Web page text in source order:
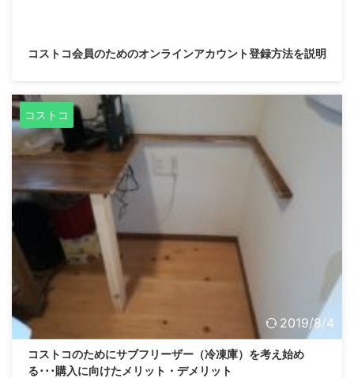
コストコ会員のためのオンラインアカウント登録方法を説明
コストコ
2019/8/4
コストコのためにサブフリーザー（冷凍庫）を考え始め
る･･･購入に向けたメリット・デメリット